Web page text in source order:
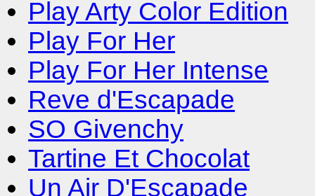
Play Arty Color Edition
Play For Her
Play For Her Intense
Reve d'Escapade
SO Givenchy
Tartine Et Chocolat
Un Air D'Escapade